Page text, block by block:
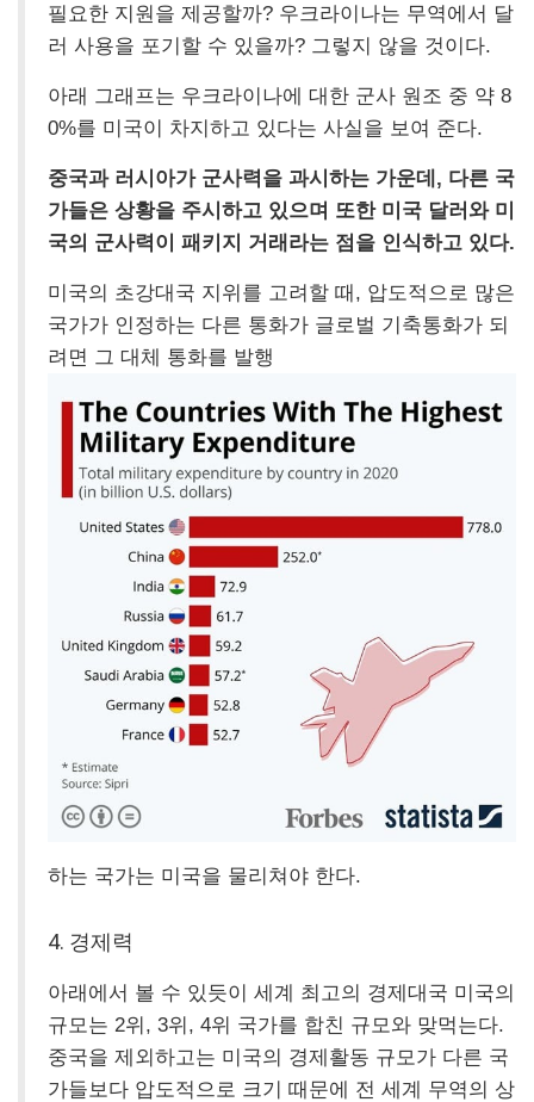
필요한 지원을 제공할까? 우크라이나는 무역에서 달
러 사용을 포기할 수 있을까? 그렇지 않을 것이다.
아래 그래프는 우크라이나에 대한 군사 원조 중 약 8
0%를 미국이 차지하고 있다는 사실을 보여 준다.
중국과 러시아가 군사력을 과시하는 가운데, 다른 국
가들은 상황을 주시하고 있으며 또한 미국 달러와 미
국의 군사력이 패키지 거래라는 점을 인식하고 있다.
미국의 초강대국 지위를 고려할 때, 압도적으로 많은
국가가 인정하는 다른 통화가 글로벌 기축통화가 되
려면 그 대체 통화를 발행
하는 국가는 미국을 물리쳐야 한다.
4. 경제력
아래에서 볼 수 있듯이 세계 최고의 경제대국 미국의
규모는 2위, 3위, 4위 국가를 합친 규모와 맞먹는다.
중국을 제외하고는 미국의 경제활동 규모가 다른 국
가들보다 압도적으로 크기 때문에 전 세계 무역의 상